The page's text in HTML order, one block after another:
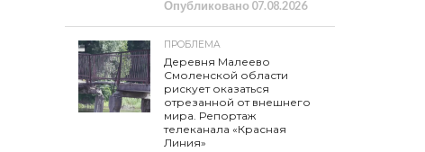
Опубликовано07.08.2026
ПРОБЛЕМА
Деревня Малеево
Смоленской области
рискует оказаться
отрезанной от внешнего
мира. Репортаж
телеканала «Красная
Линия»